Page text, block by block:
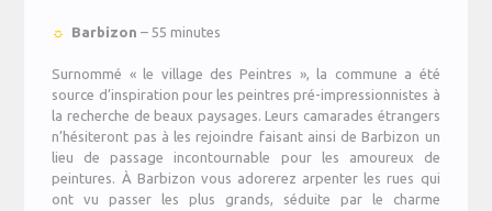
☼ Barbizon – 55 minutes
Surnommé « le village des Peintres », la commune a été
source d’inspiration pour les peintres pré-impressionnistes à
la recherche de beaux paysages. Leurs camarades étrangers
n’hésiteront pas à les rejoindre faisant ainsi de Barbizon un
lieu de passage incontournable pour les amoureux de
peintures. À Barbizon vous adorerez arpenter les rues qui
ont vu passer les plus grands, séduite par le charme